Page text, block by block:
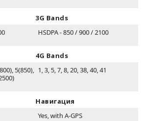
5(850), 8(900),
3G Bands
HSDPA - 850 / 900 / 2100
4G Bands
1, 3, 5, 7, 8, 20, 38, 40, 41
Навигация
Yes, with A-GPS